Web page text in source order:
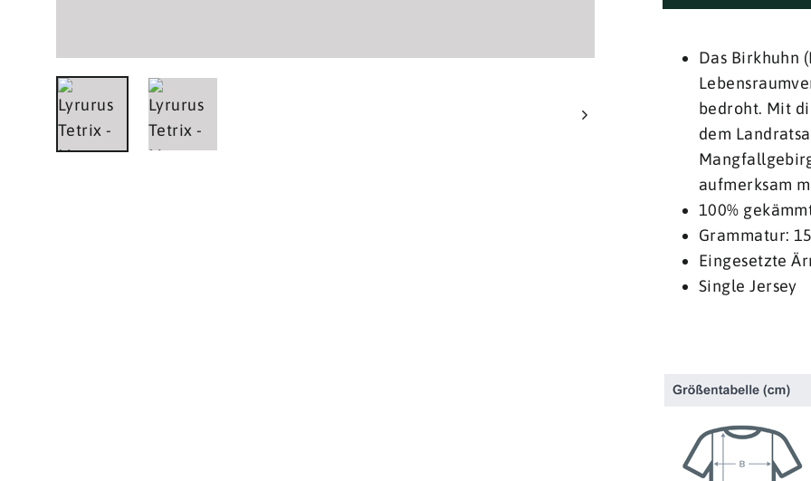
Das Birkhuhn
bedroht. Mit
dem
aufmerksam
100%
Grammatur:
Eingesetzte
Single Jersey